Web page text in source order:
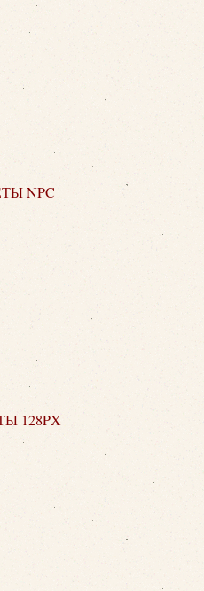
NPC
128PX